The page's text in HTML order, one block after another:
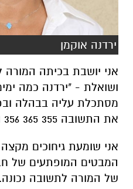
ירדנה אוקמן
אני יושבת בכיתה
ושואלת - "ירדנה כמה
מסתכלת עליה בבהלה
את התשובה 355 365 356 ולא מוצאת את התשובה.
אני שומעת גיחוכים
המבטים המופתעים של
של המורה לתשובה